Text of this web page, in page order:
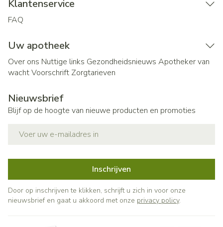
Klantenservice
FAQ
Uw apotheek
Over ons Nuttige links Gezondheidsnieuws Apotheker van
wachtVoorschrift Zorgtarieven
Nieuwsbrief
Blijf op de hoogte van nieuwe producten en promoties
Inschrijven
Door op inschrijven te klikken, schrijft u zich in voor onze
nieuwsbrief en gaat u akkoord met onze privacy policy.